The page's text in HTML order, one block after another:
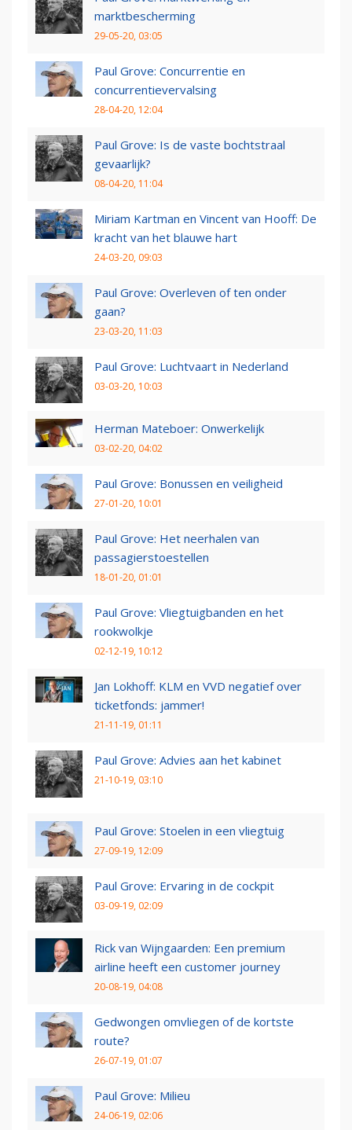
marktbescherming
29-05-20, 03:05
Paul Grove: Concurrentie en
concurrentievervalsing
28-04-20, 12:04
Paul Grove: Is de vaste bochtstraal
gevaarlijk?
08-04-20, 11:04
Miriam Kartman en Vincent van Hooff: De
kracht van het blauwe hart
24-03-20, 09:03
Paul Grove: Overleven of ten onder
gaan?
23-03-20, 11:03
Paul Grove: Luchtvaart in Nederland
03-03-20, 10:03
Herman Mateboer: Onwerkelijk
03-02-20, 04:02
Paul Grove: Bonussen en veiligheid
27-01-20, 10:01
Paul Grove: Het neerhalen van
passagierstoestellen
18-01-20, 01:01
Paul Grove: Vliegtuigbanden en het
rookwolkje
02-12-19, 10:12
Jan Lokhoff: KLM en VVD negatief over
ticketfonds: jammer!
21-11-19, 01:11
Paul Grove: Advies aan het kabinet
21-10-19, 03:10
Paul Grove: Stoelen in een vliegtuig
27-09-19, 12:09
Paul Grove: Ervaring in de cockpit
03-09-19, 02:09
Rick van Wijngaarden: Een premium
airline heeft een customer journey
20-08-19, 04:08
Gedwongen omvliegen of de kortste
route?
26-07-19, 01:07
Paul Grove: Milieu
24-06-19, 02:06